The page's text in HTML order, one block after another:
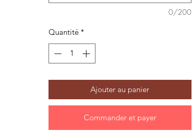
travail, de l’entreprise, et de la vie en
Famille, c’est transformé en homme
nouveau qu’il sortira de cette rencontre.
Le lecteur trouvera dans ce livre une
philosophie positive, une nouvelle façon
vie professionnelle et familiale, grâce à
0/200
Quantité *
Ajouter au panier
Commander et payer